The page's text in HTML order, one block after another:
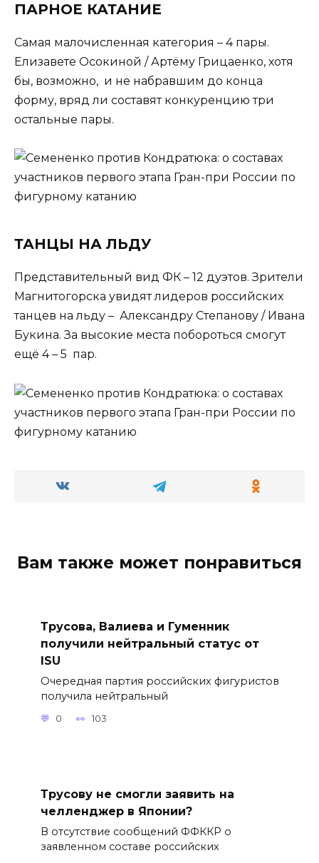
ПАРНОЕ КАТАНИЕ
Самая малочисленная категория – 4 пары.
Елизавете Осокиной / Артёму Грицаенко, хотя
бы, возможно, и не набравшим до конца
форму, вряд ли составят конкуренцию три
остальные пары.
ТАНЦЫ НА ЛЬДУ
Представительный вид ФК – 12 дуэтов. Зрители
Магнитогорска увидят лидеров российских
танцев на льду – Александру Степанову / Ивана
Букина. За высокие места побороться смогут
ещё 4 – 5 пар.
Вам также может понравиться
Трусова, Валиева и Гуменник
получили нейтральный статус от
ISU
Очередная партия российских фигуристов
получила нейтральный
0 103
Трусову не смогли заявить на
челленджер в Японии?
В отсутствие сообщений ФФККР о
заявленном составе российских